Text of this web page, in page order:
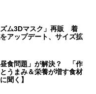
ム3Dマスク」再販 着
アップデート、サイズ拡
食問題」が解決？ 「作
うまみ＆栄養が増す食材
聞く】